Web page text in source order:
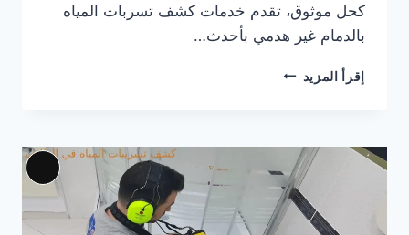
كحل موثوق، تقدم خدمات كشف تسربات المياه
بالدمام غير هدمي بأحدث…
إقرأ المزيد شركة
بالدمام
|
ضمان
Long